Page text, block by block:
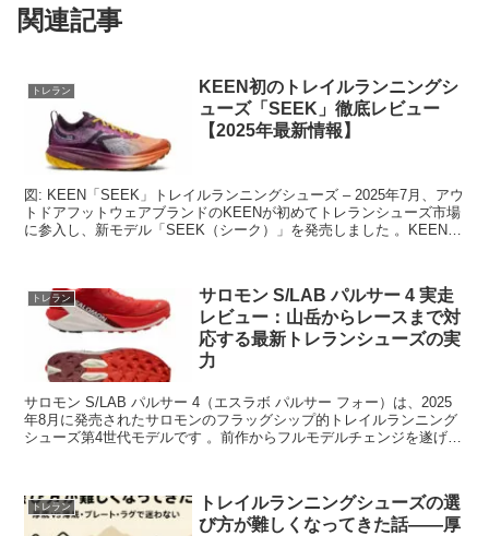
関連記事
トレラン
KEEN初のトレイルランニングシ
ューズ「SEEK」徹底レビュー
【2025年最新情報】
図: KEEN「SEEK」トレイルランニングシューズ – 2025年7月、アウ
トドアフットウェアブランドのKEENが初めてトレランシューズ市場
に参入し、新モデル「SEEK（シーク）」を発売しました 。KEENは
トレラン
サロモン S/LAB パルサー 4 実走
レビュー：山岳からレースまで対
応する最新トレランシューズの実
力
サロモン S/LAB パルサー 4（エスラボ パルサー フォー）は、2025
年8月に発売されたサロモンのフラッグシップ的トレイルランニング
シューズ第4世代モデルです 。前作からフルモデルチェンジを遂げ、
トレラン
トレイルランニングシューズの選
び方が難しくなってきた話——厚